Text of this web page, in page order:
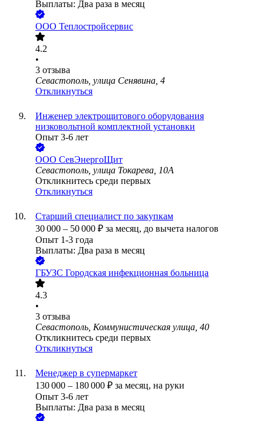
Выплаты: Два раза в месяц
ООО Теплостройсервис
4.2
•
3 отзыва
Севастополь, улица Сенявина, 4
Откликнуться
Инженер электрощитового оборудования
низковольтной комплектной установки
Опыт 3-6 лет
ООО СевЭнергоЩит
Севастополь, улица Токарева, 10А
Откликнитесь среди первых
Откликнуться
Старший специалист по закупкам
30 000 – 50 000 ₽ за месяц, до вычета налогов
Опыт 1-3 года
Выплаты: Два раза в месяц
ГБУЗС Городская инфекционная больница
4.3
•
3 отзыва
Севастополь, Коммунистическая улица, 40
Откликнитесь среди первых
Откликнуться
Менеджер в супермаркет
130 000 – 180 000 ₽ за месяц, на руки
Опыт 3-6 лет
Выплаты: Два раза в месяц